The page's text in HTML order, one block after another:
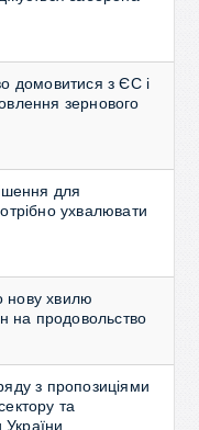
домовитися з ЄС і
зернового
для
ухвалювати
хвилю
на продовольство
з пропозиціями
та
України